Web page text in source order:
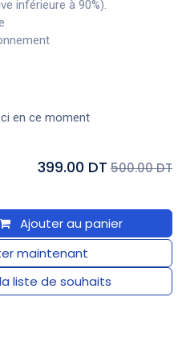
inférieure à 90%).
en ce moment
Ajouter au panier
maintenant
liste de souhaits
399.00 DT 500.00 DT